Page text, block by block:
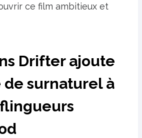
ce film ambitieux et
Drifter ajoute
de surnaturel à